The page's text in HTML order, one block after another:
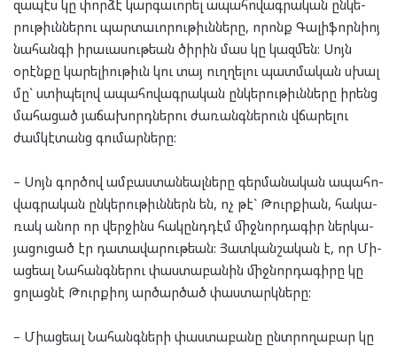
զա­պէս կը փոր­ձէ կար­գա­ւո­րել ապա­հո­վագ­րա­կան ըն­կե­
րու­թիւն­նե­րու պար­տա­ւո­րու­թիւն­նե­րը, որոնք Գա­լի­ֆորն­իոյ
նա­հան­գի իրա­ւա­սու­թեան ծի­րին մաս կը կազ­մեն: Սոյն
օրէն­քը կա­րե­լիու­թիւն կու տայ ուղ­ղե­լու պատ­մա­կան սխալ
մը` ստի­պե­լով ապա­հո­վագ­րա­կան ըն­կե­րու­թիւն­նե­րը իրենց
մա­հա­ցած յա­ճա­խորդ­նե­րու ժա­ռանգ­նե­րուն վճա­րե­լու
ժամ­կէ­տանց գու­մար­նե­րը:
– Սոյն գոր­ծով ամ­բաս­տան­եալ­նե­րը գեր­մա­նա­կան ապա­հո­
վագ­րա­կան ըն­կե­րու­թիւն­ներն են, ոչ թէ` Թուրք­ի­ան, հա­կա­
ռակ անոր որ վեր­ջինս հա­կընդ­դէմ միջ­նոր­դա­գիր ներ­կա­
յա­ցու­ցած էր դա­տա­վա­րու­թեան: Յատ­կան­շա­կան է, որ Մի­
աց­եալ Նա­հանգ­նե­րու փաս­տա­բա­նին միջ­նոր­դա­գի­րը կը
ցո­լաց­նէ Թուրք­իոյ ար­ծար­ծած փաս­տարկ­նե­րը:
– Մի­աց­եալ Նա­հանգ­նե­րի փաս­տա­բա­նը ընտ­րո­ղա­բար կը